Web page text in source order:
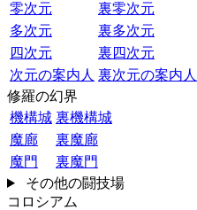
零次元
裏零次元
多次元
裏多次元
四次元
裏四次元
次元の案内人 裏次元の案内人
修羅の幻界
機構城 裏機構城
魔廊
裏魔廊
魔門
裏魔門
その他の闘技場
コロシアム